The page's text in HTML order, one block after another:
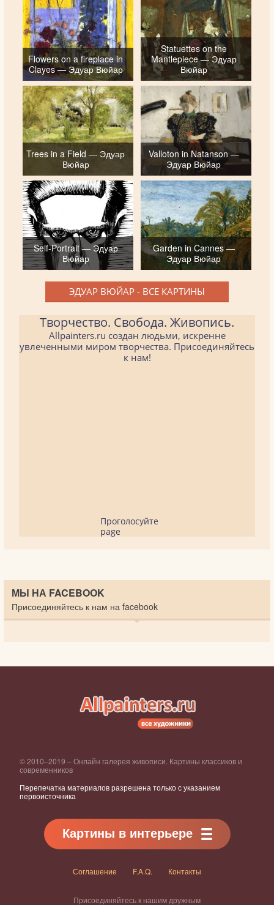
Flowers on a fireplace in
Clayes — Эдуар Вюйар
Statuettes on the
Mantlepiece — Эдуар
Вюйар
Trees in a Field — Эдуар
Вюйар
Valloton in Natanson —
Эдуар Вюйар
Self-Portrait — Эдуар
Вюйар
Garden in Cannes —
Эдуар Вюйар
ЭДУАР ВЮЙАР - ВСЕ КАРТИНЫ
Творчество. Свобода. Живопись.
Allpainters.ru создан людьми, искренне
увлеченными миром творчества. Присоединяйтесь
к нам!
Проголосуйте
page
МЫ НА FACEBOOK
Присоединяйтесь к нам на facebook
© 2010–2019 – Онлайн галерея живописи. Картины классиков и
современников
Перепечатка материалов разрешена только с указанием
первоисточника
Картины в интерьере
Соглашение F.A.Q. Контакты
Присоединяйтесь к нашим дружным